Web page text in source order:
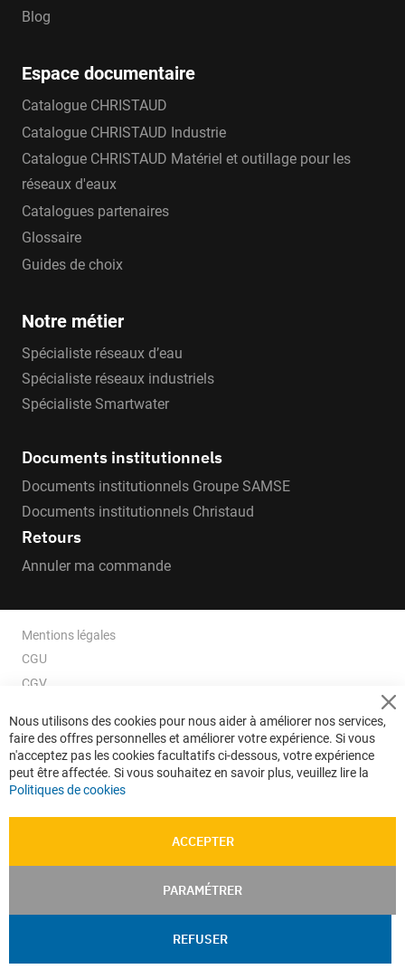
Blog
Espace documentaire
Catalogue CHRISTAUD
Catalogue CHRISTAUD Industrie
Catalogue CHRISTAUD Matériel et outillage pour les
réseaux d'eaux
Catalogues partenaires
Glossaire
Guides de choix
Notre métier
Spécialiste réseaux d’eau
Spécialiste réseaux industriels
Spécialiste Smartwater
Documents institutionnels
Documents institutionnels Groupe SAMSE
Documents institutionnels Christaud
Retours
Annuler ma commande
Mentions légales
CGU
CGV
Données personnelles
Confidentialité
Plan du site
Nous utilisons des cookies pour nous aider à améliorer nos services,
faire des offres personnelles et améliorer votre expérience. Si vous
n'acceptez pas les cookies facultatifs ci-dessous, votre expérience
peut être affectée. Si vous souhaitez en savoir plus, veuillez lire la
Politiques de cookies
ACCEPTER
PARAMÉTRER
REFUSER